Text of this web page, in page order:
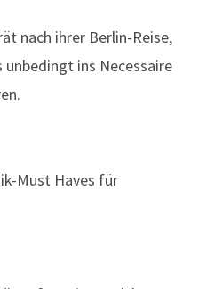
Must Haves für